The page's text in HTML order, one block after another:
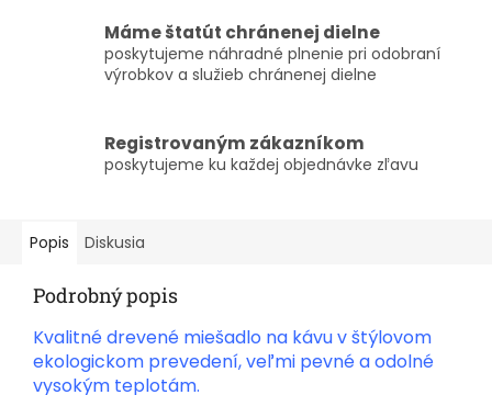
Máme štatút chránenej dielne
poskytujeme náhradné plnenie pri odobraní
výrobkov a služieb chránenej dielne
Registrovaným zákazníkom
poskytujeme ku každej objednávke zľavu
Popis Diskusia
Podrobný popis
Kvalitné drevené miešadlo na kávu v štýlovom
ekologickom prevedení, veľmi pevné a odolné
vysokým teplotám.